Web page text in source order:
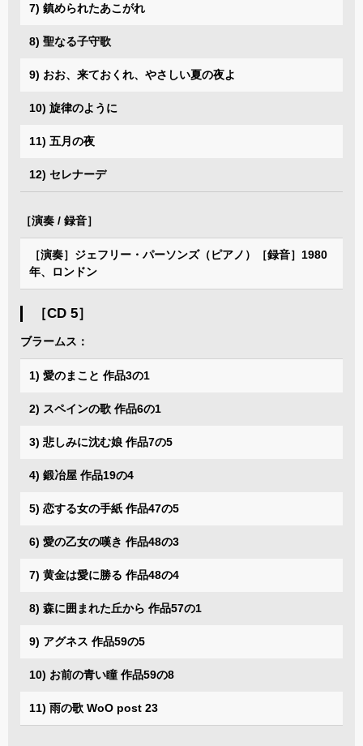
7) 鎮められたあこがれ
8) 聖なる子守歌
9) おお、来ておくれ、やさしい夏の夜よ
10) 旋律のように
11) 五月の夜
12) セレナーデ
［演奏 / 録音］
［演奏］ジェフリー・パーソンズ（ピアノ）［録音］1980
年、ロンドン
［CD 5］
ブラームス：
1) 愛のまこと 作品3の1
2) スペインの歌 作品6の1
3) 悲しみに沈む娘 作品7の5
4) 鍛冶屋 作品19の4
5) 恋する女の手紙 作品47の5
6) 愛の乙女の嘆き 作品48の3
7) 黄金は愛に勝る 作品48の4
8) 森に囲まれた丘から 作品57の1
9) アグネス 作品59の5
10) お前の青い瞳 作品59の8
11) 雨の歌 WoO post 23